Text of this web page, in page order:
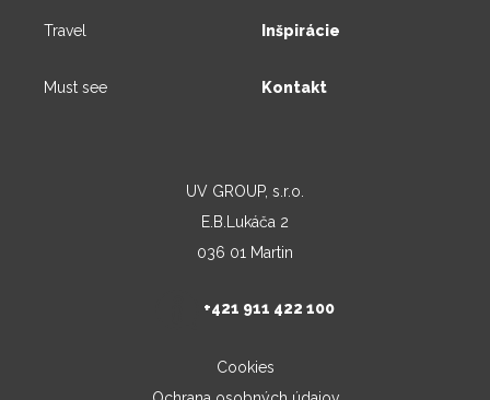
Travel
Must see
Inšpirácie
Kontakt
UV GROUP, s.r.o.
E.B.Lukáča 2
036 01 Martin
+421 911 422 100
Cookies